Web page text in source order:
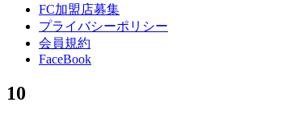
FC加盟店募集
プライバシーポリシー
会員規約
FaceBook
10